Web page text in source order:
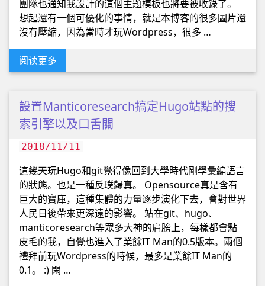
團隊也通知我設計的這個主題模板也將要被收錄了。
想起還有一個可優化的事情，就是本博客的很多圖片還
沒有壓縮，因為當時才玩Wordpress，很多 …
阅读更多
設置Manticoresearch搞定Hugo站點的搜
索引擎以及口舌關
2018/11/11
這幾天玩Hugo和git覺得像回到大學時代剛學彙編語言
的狀態。也是一種反璞歸真。 Opensource真是含有
巨大的寶庫，這種集體的力量逐步演化下去，會對世界
人民日後帶來更深遠的影響。 站在git、hugo、
manticoresearch等眾多大神的肩膀上，每樣都會點
皮毛的我，自覺也進入了業餘IT Man的0.5版本。兩個
禮拜前玩Wordpress的時候，最多是業餘IT Man的
0.1。 :) 閑 …